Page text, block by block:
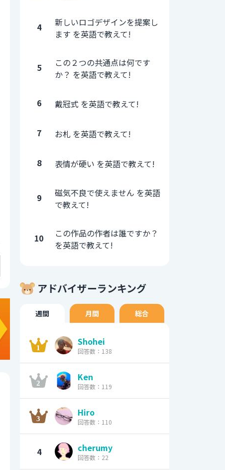
4
新しいロゴデザインを提案し
ます を英語で教えて!
5
この２つの共通点は何です
か？ を英語で教えて!
6 戴冠式 を英語で教えて!
7 お札 を英語で教えて!
8 表情が硬い を英語で教えて!
9
磁気不良で使えません を英語
で教えて!
10
この作品の作者は誰ですか？
を英語で教えて!
アドバイザーランキング
週間 月間 総合
Shohei
回答数：138
Ken
回答数：119
Hiro
回答数：110
4 cherumy
回答数：22